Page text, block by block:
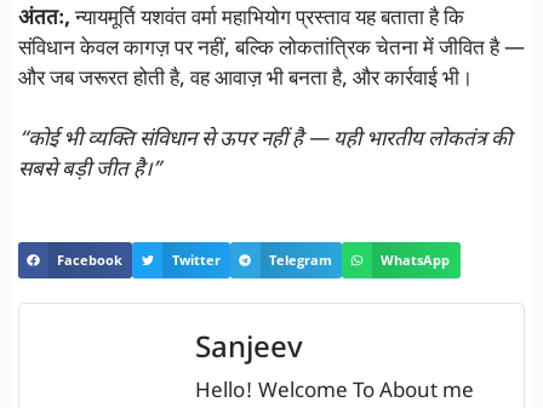
अंततः,न्यायमूर्ति यशवंत वर्मा महाभियोग प्रस्ताव यह बताता है कि
संविधान केवल कागज़ पर नहीं, बल्कि लोकतांत्रिक चेतना में जीवित है —
और जब जरूरत होती है, वह आवाज़ भी बनता है, और कार्रवाई भी।
“कोई भी व्यक्ति संविधान से ऊपर नहीं है — यही भारतीय लोकतंत्र की
सबसे बड़ी जीत है।”
Facebook Twitter Telegram WhatsApp
Sanjeev
Hello! Welcome To About me